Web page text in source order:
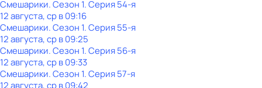
Смешарики. Сезон 1. Серия 54-я
12 августа, ср в 09:16
Смешарики. Сезон 1. Серия 55-я
12 августа, ср в 09:25
Смешарики. Сезон 1. Серия 56-я
12 августа, ср в 09:33
Смешарики. Сезон 1. Серия 57-я
12 августа, ср в 09:42